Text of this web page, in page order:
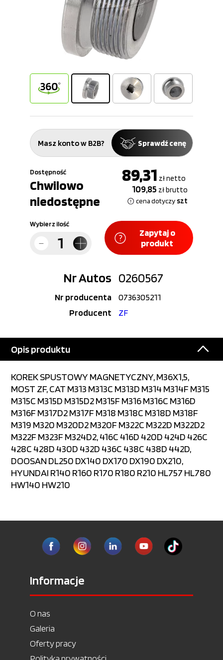
Masz konto w B2B? Sprawdź cenę
Dostępność
Chwilowo
niedostępne
89,31 złnetto
109,85 złbrutto
cena dotyczy szt
Wybierz ilość
Zapytaj o
produkt
Nr Autos 0260567
Nr producenta
0736305211
Producent
ZF
Opis produktu
KOREK SPUSTOWY MAGNETYCZNY, M36X1,5,
MOST ZF, CAT M313 M313C M313D M314 M314F M315
M315C M315D M315D2 M315F M316 M316C M316D
M316F M317D2 M317F M318 M318C M318D M318F
M319 M320 M320D2 M320F M322C M322D M322D2
M322F M323F M324D2, 416C 416D 420D 424D 426C
428C 428D 430D 432D 436C 438C 438D 442D,
DOOSAN DL250 DX140 DX170 DX190 DX210,
HYUNDAI R140 R160 R170 R180 R210 HL757 HL780
HW140 HW210
Informacje
O nas
Galeria
Oferty pracy